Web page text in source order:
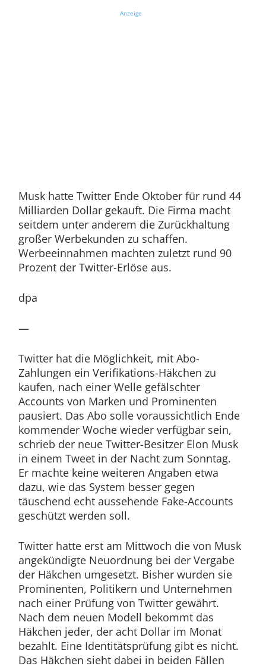
Anzeige
Musk hatte Twitter Ende Oktober für rund 44
Milliarden Dollar gekauft. Die Firma macht
seitdem unter anderem die Zurückhaltung
großer Werbekunden zu schaffen.
Werbeeinnahmen machten zuletzt rund 90
Prozent der Twitter-Erlöse aus.
dpa
—
Twitter hat die Möglichkeit, mit Abo-
Zahlungen ein Verifikations-Häkchen zu
kaufen, nach einer Welle gefälschter
Accounts von Marken und Prominenten
pausiert. Das Abo solle voraussichtlich Ende
kommender Woche wieder verfügbar sein,
schrieb der neue Twitter-Besitzer Elon Musk
in einem Tweet in der Nacht zum Sonntag.
Er machte keine weiteren Angaben etwa
dazu, wie das System besser gegen
täuschend echt aussehende Fake-Accounts
geschützt werden soll.
Twitter hatte erst am Mittwoch die von Musk
angekündigte Neuordnung bei der Vergabe
der Häkchen umgesetzt. Bisher wurden sie
Prominenten, Politikern und Unternehmen
nach einer Prüfung von Twitter gewährt.
Nach dem neuen Modell bekommt das
Häkchen jeder, der acht Dollar im Monat
bezahlt. Eine Identitätsprüfung gibt es nicht.
Das Häkchen sieht dabei in beiden Fällen